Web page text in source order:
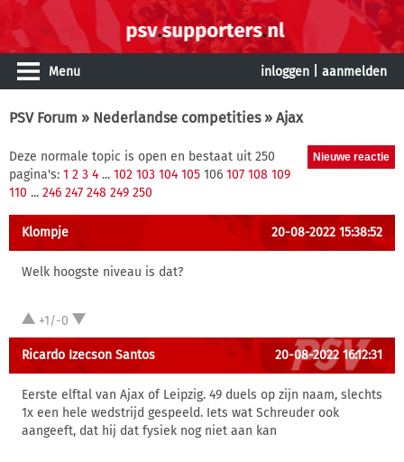
Menu inloggen aanmelden
PSV Forum » Nederlandse competities» Ajax
Deze normale topic is open en bestaat uit 250
pagina's: 1 2 3 4 ... 102 103 104 105 106 107 108 109
110 ... 246 247 248 249 250
Klompje 20-08-2022 15:38:52
Welk hoogste niveau is dat?
+1/-0
Ricardo Izecson Santos 20-08-2022 16:12:31
Eerste elftal van Ajax of Leipzig. 49 duels op zijn naam, slechts
1x een hele wedstrijd gespeeld. Iets wat Schreuder ook
aangeeft, dat hij dat fysiek nog niet aan kan